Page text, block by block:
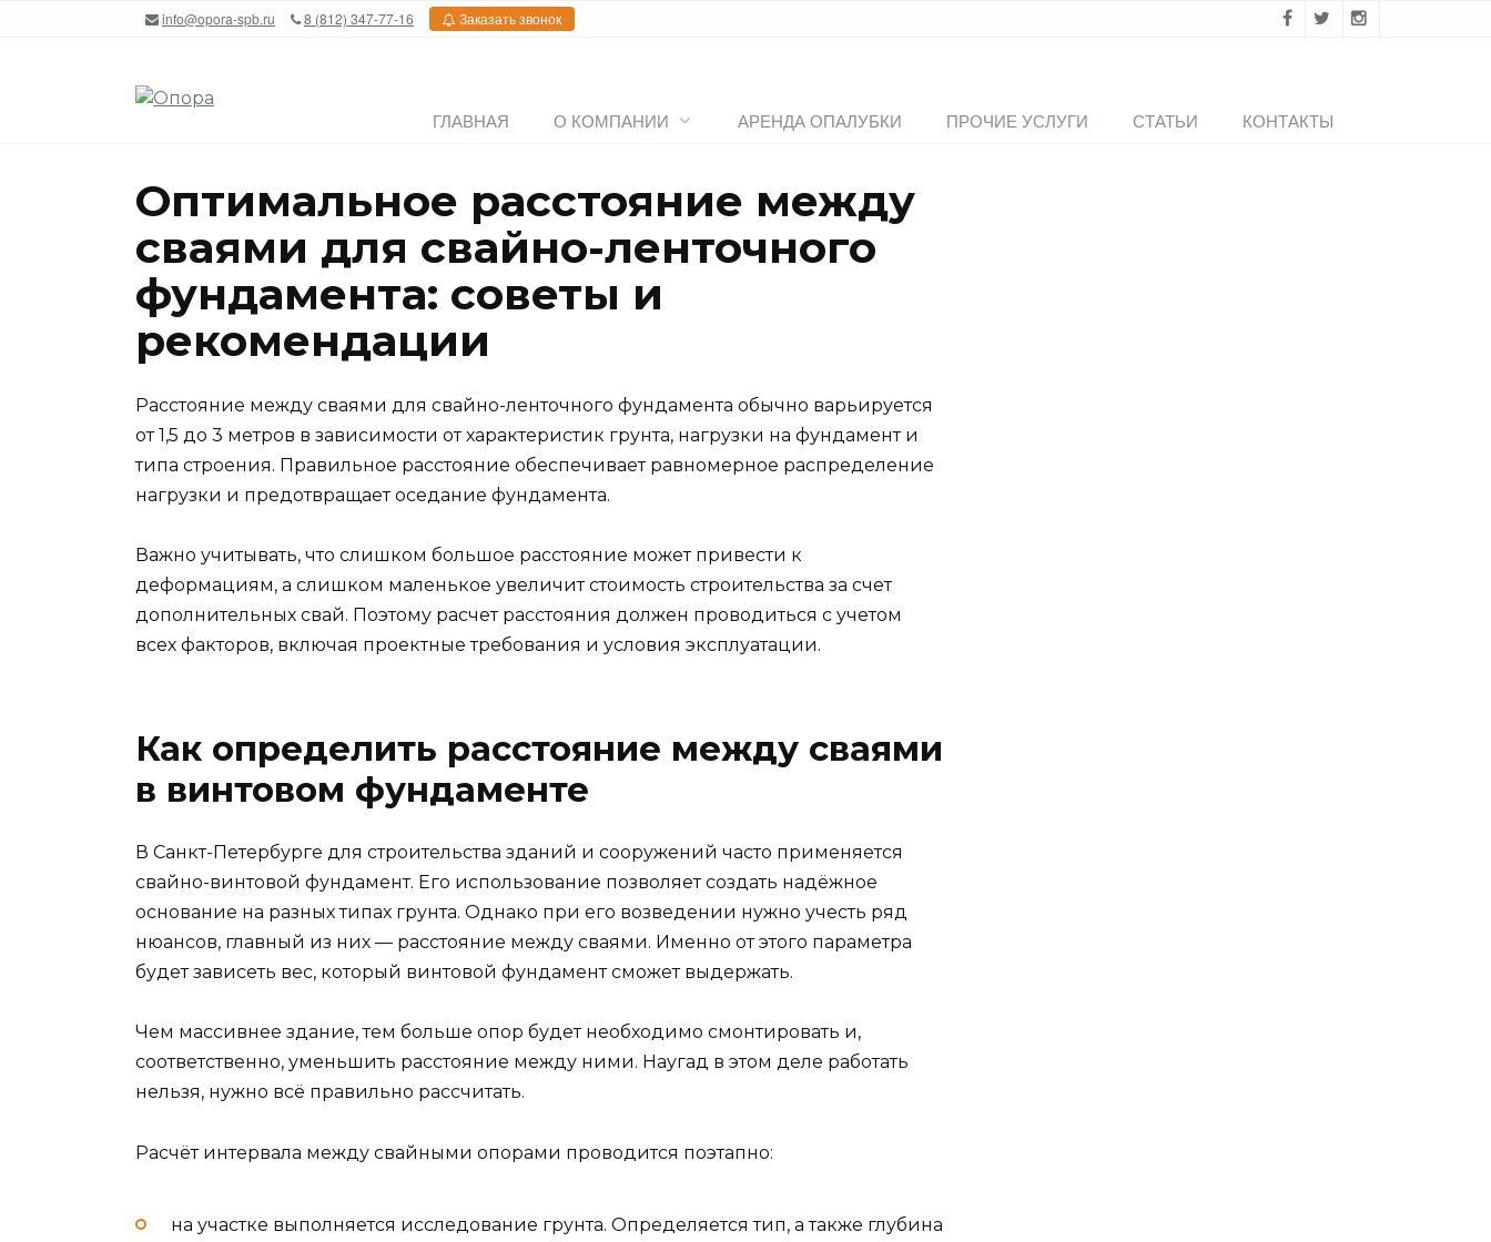
info@opora-spb.ru 8 (812) 347-77-16 Заказать звонок
ГЛАВНАЯ О КОМПАНИИ АРЕНДА ОПАЛУБКИ ПРОЧИЕ УСЛУГИ СТАТЬИ КОНТАКТЫ
Оптимальное расстояние между
сваями для свайно-ленточного
фундамента: советы и
рекомендации
Расстояние между сваями для свайно-ленточного фундамента обычно варьируется
от 1,5 до 3 метров в зависимости от характеристик грунта, нагрузки на фундамент и
типа строения. Правильное расстояние обеспечивает равномерное распределение
нагрузки и предотвращает оседание фундамента.
Важно учитывать, что слишком большое расстояние может привести к
деформациям, а слишком маленькое увеличит стоимость строительства за счет
дополнительных свай. Поэтому расчет расстояния должен проводиться с учетом
всех факторов, включая проектные требования и условия эксплуатации.
Как определить расстояние между сваями
в винтовом фундаменте
В Санкт-Петербурге для строительства зданий и сооружений часто применяется
свайно-винтовой фундамент. Его использование позволяет создать надёжное
основание на разных типах грунта. Однако при его возведении нужно учесть ряд
нюансов, главный из них — расстояние между сваями. Именно от этого параметра
будет зависеть вес, который винтовой фундамент сможет выдержать.
Чем массивнее здание, тем больше опор будет необходимо смонтировать и,
соответственно, уменьшить расстояние между ними. Наугад в этом деле работать
нельзя, нужно всё правильно рассчитать.
Расчёт интервала между свайными опорами проводится поэтапно:
на участке выполняется исследование грунта. Определяется тип, а также глубина